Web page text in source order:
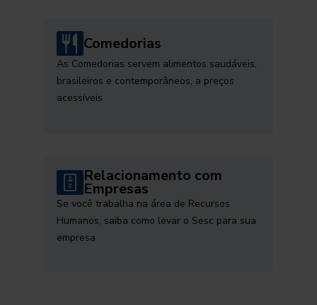
Comedorias
As Comedorias servem alimentos saudáveis,
brasileiros e contemporâneos, a preços
acessíveis
Relacionamento com
Empresas
Se você trabalha na área de Recursos
Humanos, saiba como levar o Sesc para sua
empresa